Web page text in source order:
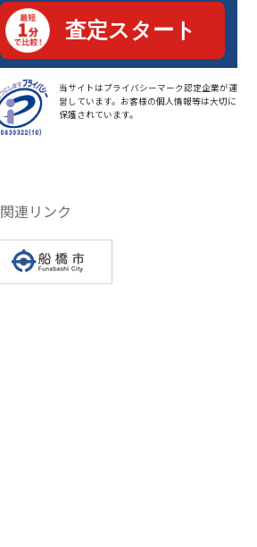
当サイトはプライバシーマーク認定企業が運
営しています。お客様の個人情報等は大切に
保護されています。
関連リンク